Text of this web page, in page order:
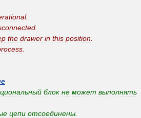
.
the drawer in this position
блок не может выполнять
цепи отсоединены